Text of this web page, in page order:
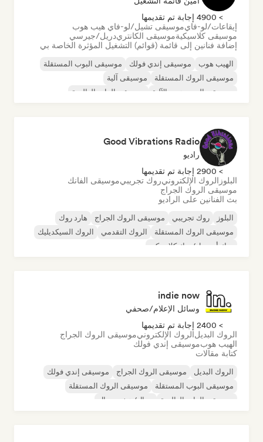
> 4900 إجابة تم تقديمها
إيقاعات/لو-فايموسيقى تشيل/لو-فاي هيب هوب
موسيقى كلاسيكيةموسيقى الكانتريدريل/جيرسي
إضافة فنانين إلى قائمة (قوائم) التشغيل المؤثرة الخاصة بي
الهيب هوب موسيقى إندي فولك
موسيقى البوب المستقلة
موسيقى الروك المستقلة
موسيقى آلية
موسيقى الهيب هوب الآلية
موسيقى الراب العالمية
Good Vibrations Radio
راديو
> 2900 إجابة تم تقديمها
البلوز الروك الإلكترونيروك تجريبيموسيقى الفانك
موسيقى الروك الجراج
بث الفنانين على الراديو
البلوز روك تجريبي موسيقى الروك الجراج
هارد روك
موسيقى الروك المستقلة
الروك التقدمي
الروك السيكديليك
روك أند رول/روك كلاسيكي
indie now
وسائل الإعلام/صحفي
> 2400 إجابة تم تقديمها
الروك البديلالروك الإلكترونيموسيقى الروك الجراج
الهيب هوبموسيقى إندي فولك
كتابة مقالات
الروك البديل موسيقى الروك الجراج
موسيقى إندي فولك
موسيقى البوب المستقلة
موسيقى الروك المستقلة
موسيقى الراب العالمية
ميتال/هيفي ميتال